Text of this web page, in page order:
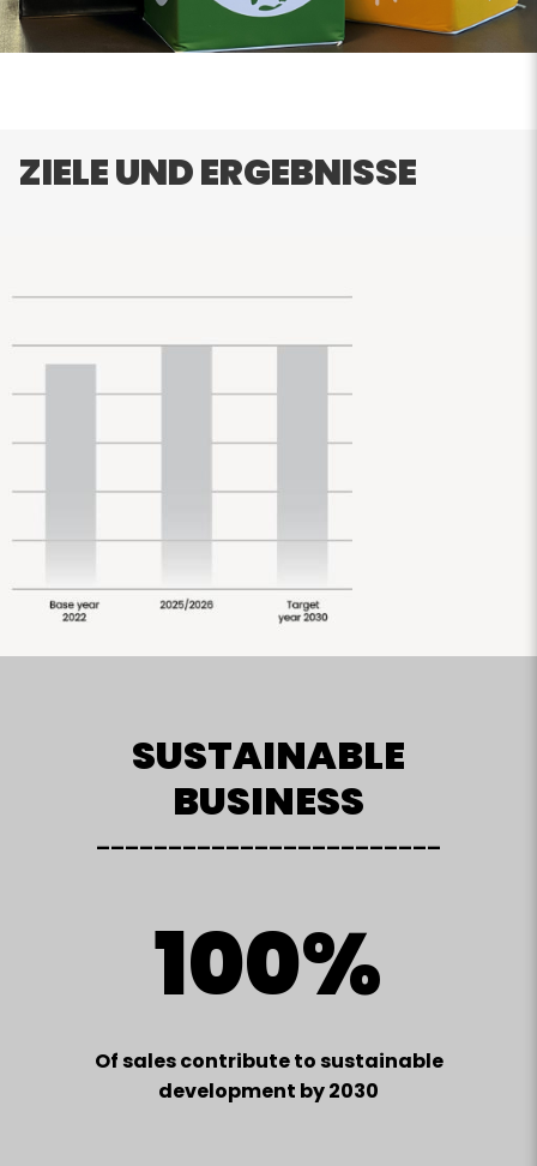
ZIELE UND ERGEBNISSE
SUSTAINABLE
BUSINESS
________________________
100%
Of sales contribute to sustainable
development by 2030